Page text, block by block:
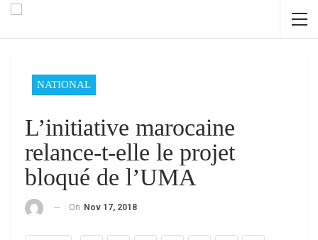
NATIONAL
L’initiative marocaine
relance-t-elle le projet
bloqué de l’UMA
On Nov 17, 2018